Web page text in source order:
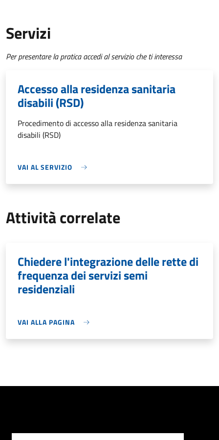
Servizi
Per presentare la pratica accedi al servizio che ti interessa
Accesso alla residenza sanitaria
disabili (RSD)
Procedimento di accesso alla residenza sanitaria
disabili (RSD)
VAI AL SERVIZIO
Attività correlate
Chiedere l'integrazione delle rette di
frequenza dei servizi semi
residenziali
VAI ALLA PAGINA